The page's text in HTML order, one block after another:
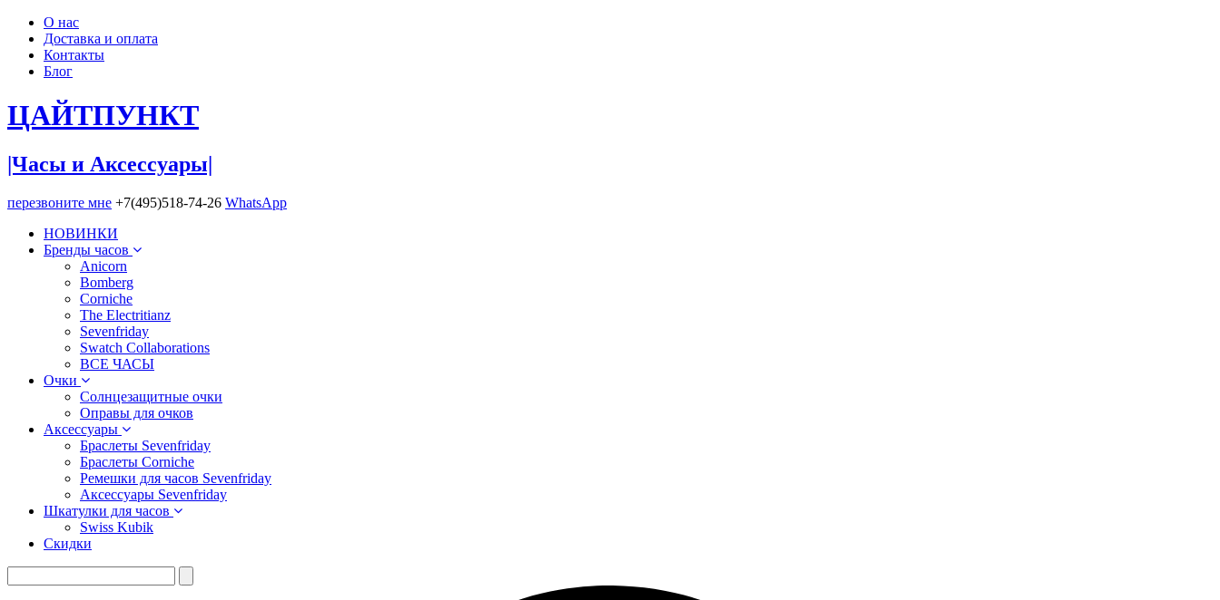
О нас
Доставка и оплата
Контакты
Блог
ЦАЙТПУНКТ
|Часы и Аксессуары|
перезвоните мне +7(495)518-74-26 WhatsApp
НОВИНКИ
Бренды часов
Anicorn
Bomberg
Corniche
The Electritianz
Sevenfriday
Swatch Collaborations
ВСЕ ЧАСЫ
Очки
Солнцезащитные очки
Оправы для очков
Аксессуары
Браслеты Sevenfriday
Браслеты Corniche
Ремешки для часов Sevenfriday
Аксессуары Sevenfriday
Шкатулки для часов
Swiss Kubik
Скидки